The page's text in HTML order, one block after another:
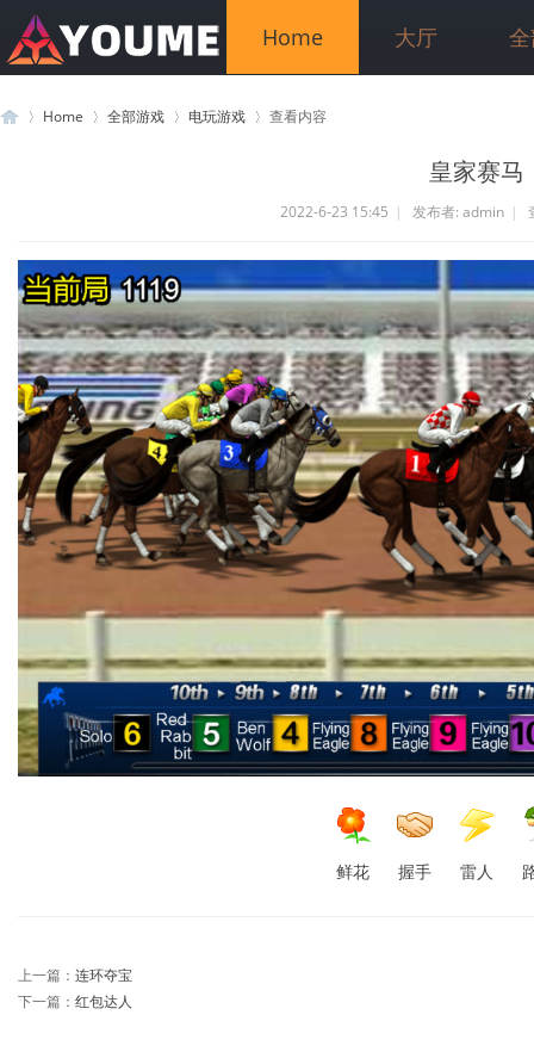
Home 大厅
Home 全部游戏 电玩游戏 查看内容
皇家赛马
2022-6-23 15:45 | 发布者: admin |
鲜花 握手 雷人
上一篇： 连环夺宝
下一篇： 红包达人